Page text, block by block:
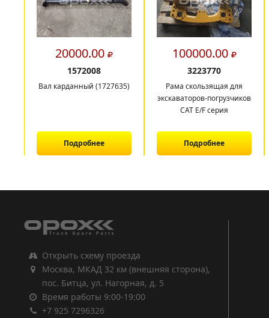
20000.00
1572008
Вал карданный (1727635)
Подробнее
100000.00
3223770
Рама скользящая для
экскаваторов-погрузчиков
CAT E/F серия
Подробнее
Открыть схему проезда
Москва, МКАД 32 км (внешняя сторона),
пос. Битца, ул. Нагорная, д. 5
Время работы 9:00-19:00
+7 925 7296326